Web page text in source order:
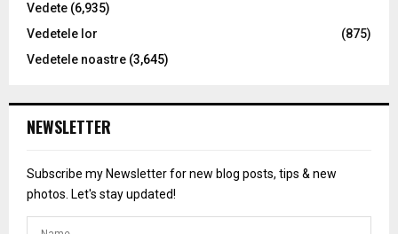
Vedete (6,935)
Vedetele lor
(875)
Vedetele noastre (3,645)
NEWSLETTER
Subscribe my Newsletter for new blog posts, tips & new
photos. Let's stay updated!